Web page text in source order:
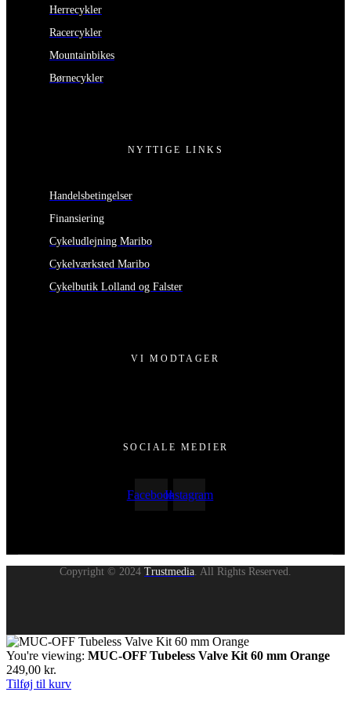
Herrecykler
Racercykler
Mountainbikes
Børnecykler
NYTTIGE LINKS
Handelsbetingelser
Finansiering
Cykeludlejning Maribo
Cykelværksted Maribo
Cykelbutik Lolland og Falster
VI MODTAGER
SOCIALE MEDIER
FacebookInstagram
Copyright © 2024 Trustmedia. All Rights Reserved.
You're viewing: MUC-OFF Tubeless Valve Kit 60 mm Orange
249,00 kr.
Tilføj til kurv